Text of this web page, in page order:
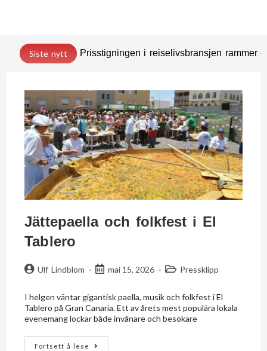
Siste nytt Prisstigningen i reiselivsbransjen rammer
Jättepaella och folkfest i El
Tablero
Ulf Lindblom mai 15, 2026 Pressklipp
I helgen väntar gigantisk paella, musik och folkfest i El
Tablero på Gran Canaria. Ett av årets mest populära lokala
evenemang lockar både invånare och besökare
Fortsett å lese